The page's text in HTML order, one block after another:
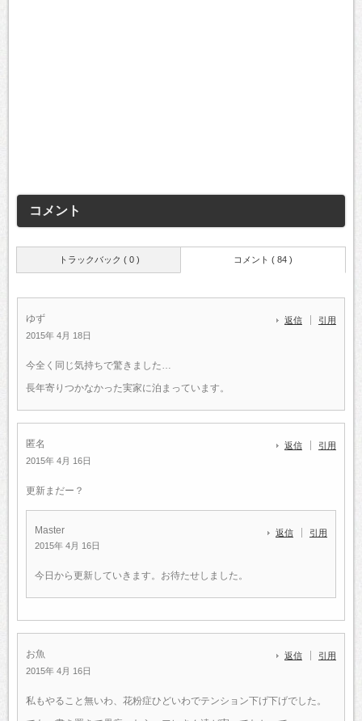
コメント
トラックバック ( 0 ) コメント ( 84 )
ゆず
2015年 4月 18日
返信 引用
今全く同じ気持ちで驚きました…
長年寄りつかなかった実家に泊まっています。
匿名
2015年 4月 16日
返信 引用
更新まだー？
Master
2015年 4月 16日
返信 引用
今日から更新していきます。お待たせしました。
お魚
2015年 4月 16日
返信 引用
私もやること無いわ、花粉症ひどいわでテンション下げ下げでした。